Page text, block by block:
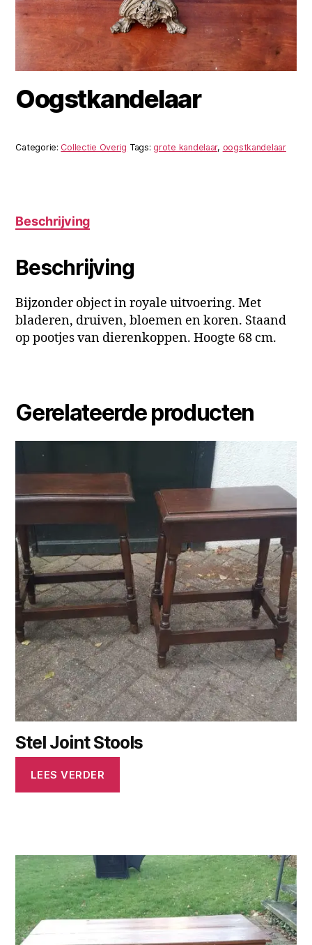
Oogstkandelaar
Categorie: Collectie Overig Tags: grote kandelaar, oogstkandelaar
Beschrijving
Beschrijving
Bijzonder object in royale uitvoering. Met
bladeren, druiven, bloemen en koren. Staand
op pootjes van dierenkoppen. Hoogte 68 cm.
Gerelateerde producten
Stel Joint Stools
LEES VERDER